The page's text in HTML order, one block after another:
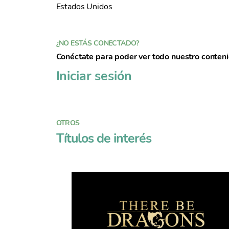
Estados Unidos
¿NO ESTÁS CONECTADO?
Conéctate para poder ver todo nuestro
Iniciar sesión
OTROS
Títulos de interés